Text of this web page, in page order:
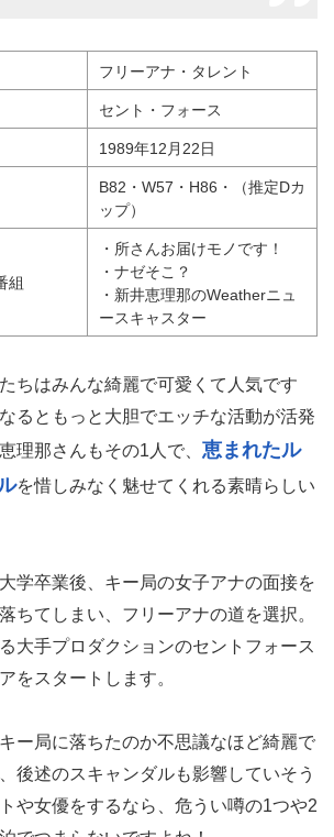
フリーアナ・タレント
セント・フォース
1989年12月22日
B82・W57・H86・（推定Dカ
ップ）
組
・所さんお届けモノです！
・ナゼそこ？
・新井恵理那のWeatherニュ
ースキャスター
ちはみんな綺麗で可愛くて人気です
るともっと大胆でエッチな活動が活発
理那さんもその1人で、 恵まれたル
を惜しみなく魅せてくれる素晴らしい
学卒業後、キー局の女子アナの面接を
ちてしまい、フリーアナの道を選択。
大手プロダクションのセントフォース
をスタートします。
ー局に落ちたのか不思議なほど綺麗で
後述のスキャンダルも影響していそう
や女優をするなら、危うい噂の1つや2